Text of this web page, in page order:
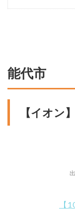
能代市
【イオン
【